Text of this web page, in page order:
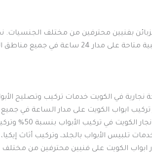
بفنيين محترفين من مختلف الجنسيات.
24 ساعة في جميع مناطق البلاد
نجارية في الكويت خدمات تركيب وتصليح
تركيب ابواب الكويت على مدار الساعة في
في تركيب الأبواب بنسبة 50% وتركيب الأثاث بنسبة 30%
تلبيس الأبواب بالجلد، وتركيب أثاث
ابواب الكويت على فنيين محترفين من مختلف